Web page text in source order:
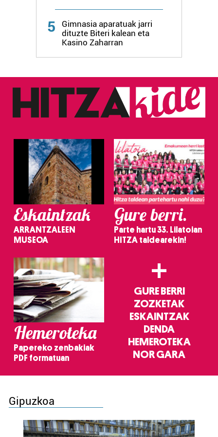
5
Gimnasia aparatuak jarri
dituzte Biteri kalean eta
Kasino Zaharran
Eskaintzak
ARRANTZALEEN
MUSEOA
Gure berri.
Parte hartu 33. Lilatoian
HITZA taldearekin!
Hemeroteka
Papereko zenbakiak
PDF formatuan
+
GURE BERRI
ZOZKETAK
ESKAINTZAK
DENDA
HEMEROTEKA
NOR GARA
Gipuzkoa